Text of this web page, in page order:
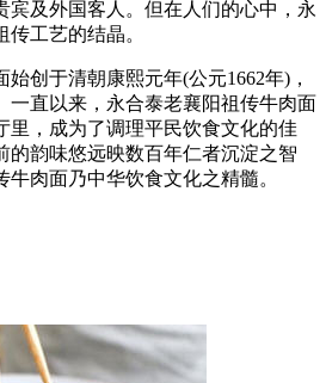
宾及外国客人。但在人们的心中，永
工艺的结晶。
创于清朝康熙元年(公元1662年)，
一直以来，永合泰老襄阳祖传牛肉面
里，成为了调理平民饮食文化的佳
的韵味悠远映数百年仁者沉淀之智
肉面乃中华饮食文化之精髓。